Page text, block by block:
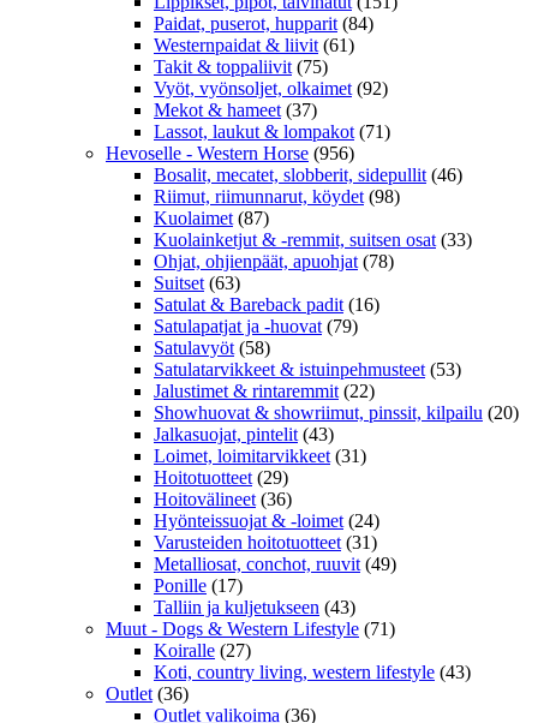
Paidat, puserot, hupparit (84)
Westernpaidat & liivit (61)
Takit & toppaliivit (75)
Vyöt, vyönsoljet, olkaimet (92)
Mekot & hameet (37)
Lassot, laukut & lompakot (71)
Hevoselle - Western Horse (956)
Bosalit, mecatet, slobberit, sidepullit (46)
Riimut, riimunnarut, köydet (98)
Kuolaimet (87)
Kuolainketjut & -remmit, suitsen osat (33)
Ohjat, ohjienpäät, apuohjat (78)
Suitset (63)
Satulat & Bareback padit (16)
Satulapatjat ja -huovat (79)
Satulavyöt (58)
Satulatarvikkeet & istuinpehmusteet (53)
Jalustimet & rintaremmit (22)
Showhuovat & showriimut, pinssit, kilpailu (20)
Jalkasuojat, pintelit (43)
Loimet, loimitarvikkeet (31)
Hoitotuotteet (29)
Hoitovälineet (36)
Hyönteissuojat & -loimet (24)
Varusteiden hoitotuotteet (31)
Metalliosat, conchot, ruuvit (49)
Ponille (17)
Talliin ja kuljetukseen (43)
Muut - Dogs & Western Lifestyle (71)
Koiralle (27)
Koti, country living, western lifestyle (43)
Outlet (36)
Outlet valikoima (36)